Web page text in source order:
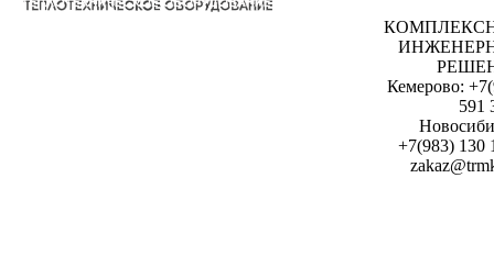
Кемерово:
591
+7(983) 130